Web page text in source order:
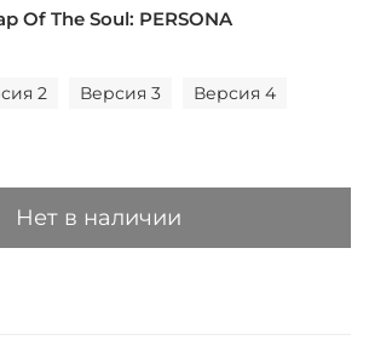
Of The Soul: PERSONA
2 Версия 3 Версия 4
Нет в наличии